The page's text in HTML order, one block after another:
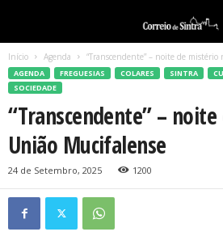
Início Agenda “Transcendente” – noite de
AGENDA FREGUESIAS COLARES SINTRA
SOCIEDADE
“Transcendente” –
União Mucifalense
24 de Setembro, 2025 1200